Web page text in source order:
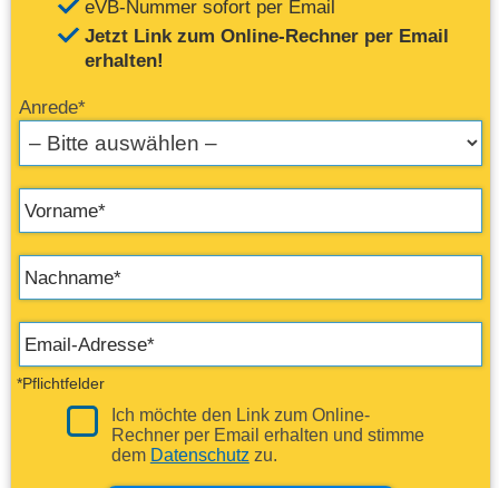
eVB-Nummer sofort per Email
Jetzt Link zum Online-Rechner per Email
erhalten!
Anrede*
*Pflichtfelder
Ich möchte den Link zum Online-
Rechner per Email erhalten und stimme
dem Datenschutz zu.